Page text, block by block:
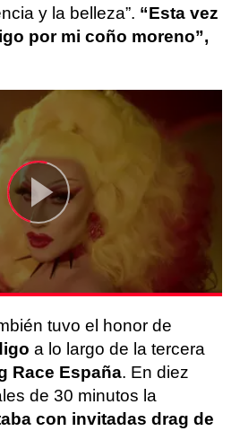
y la belleza”. “Esta vez
por mi coño moreno”,
tuvo el honor de
a lo largo de la tercera
Race España. En diez
de 30 minutos la
con invitadas drag de